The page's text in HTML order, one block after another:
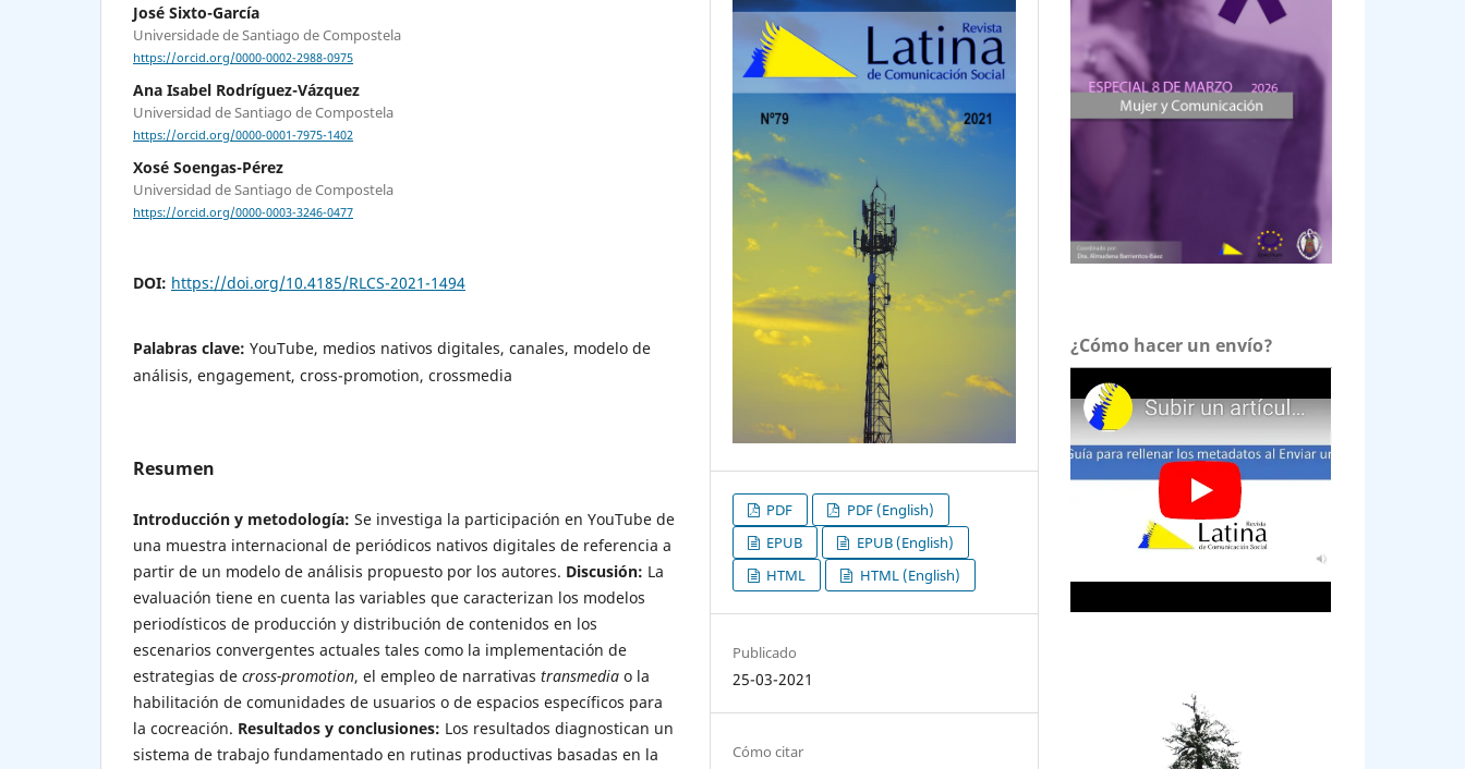
José Sixto-García
Universidade de Santiago de Compostela
https://orcid.org/0000-0002-2988-0975
Ana Isabel Rodríguez-Vázquez
Universidad de Santiago de Compostela
https://orcid.org/0000-0001-7975-1402
Xosé Soengas-Pérez
Universidad de Santiago de Compostela
https://orcid.org/0000-0003-3246-0477
DOI: https://doi.org/10.4185/RLCS-2021-1494
Palabras clave: YouTube, medios nativos digitales, canales, modelo de
análisis, engagement, cross-promotion, crossmedia
Resumen
Introducción y metodología: Se investiga la participación en YouTube de
una muestra internacional de periódicos nativos digitales de referencia a
partir de un modelo de análisis propuesto por los autores. Discusión: La
evaluación tiene en cuenta las variables que caracterizan los modelos
periodísticos de producción y distribución de contenidos en los
escenarios convergentes actuales tales como la implementación de
estrategias de cross-promotion, el empleo de narrativas transmedia o la
habilitación de comunidades de usuarios o de espacios específicos para
la cocreación. Resultados y conclusiones: Los resultados diagnostican un
sistema de trabajo fundamentado en rutinas productivas basadas en la
PDF
PDF (English)
EPUB
EPUB (English)
HTML
HTML (English)
Publicado
25-03-2021
Cómo citar
¿Cómo hacer un envío?